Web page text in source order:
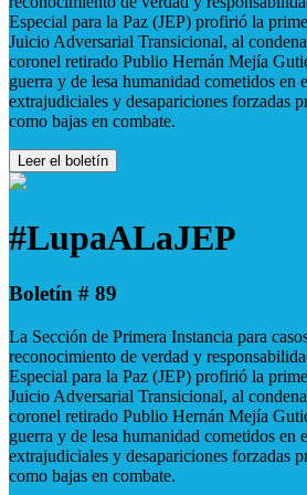
Especial para la Paz (JEP) profirió la
Juicio Adversarial Transicional, al
coronel retirado Publio Hernán Mejía
guerra y de lesa humanidad cometidos en
extrajudiciales y desapariciones forzadas
como bajas en combate.
Leer el boletín
#LupaALaJEP
Boletín # 89
La Sección de Primera Instancia para
reconocimiento de verdad y
Especial para la Paz (JEP) profirió la
Juicio Adversarial Transicional, al
coronel retirado Publio Hernán Mejía
guerra y de lesa humanidad cometidos en
extrajudiciales y desapariciones forzadas
como bajas en combate.